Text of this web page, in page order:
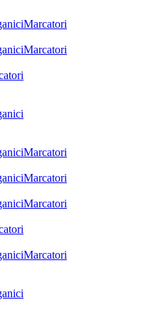
Marcatori
Marcatori
Marcatori
Marcatori
Marcatori
Marcatori